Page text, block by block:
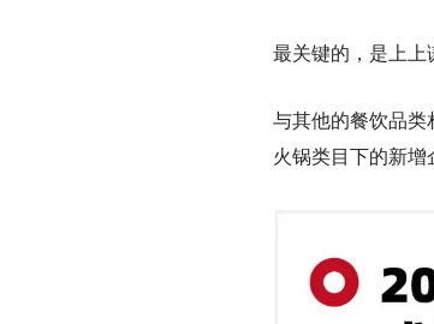
最关键的，是上上
与其他的餐饮品
火锅类目下的新增